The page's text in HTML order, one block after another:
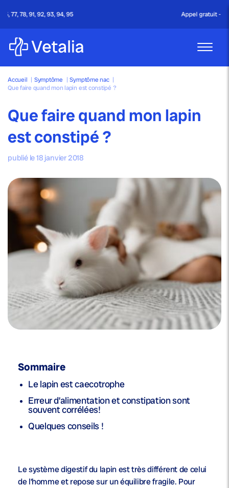
Accueil | Symptôme | Symptôme nac |
Que faire quand mon lapin est constipé ?
Sommaire
Le lapin est caecotrophe
Erreur d’alimentation et constipation sont
souvent corrélées!
Quelques conseils !
Que faire quand mon lapin
est constipé ?
publié le 18 janvier 2018
Le système digestif du lapin est très différent de celui
de l’homme et repose sur un équilibre fragile. Pour